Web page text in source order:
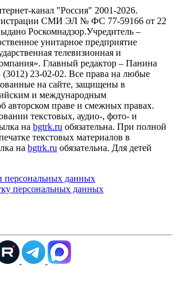
канал "Россия" 2001-2026.
СМИ ЭЛ № ФС 77-59166 от 22
Роскомнадзор.Учредитель –
унитарное предприятие
телевизионная и
Главный редактор – Панина
(3012) 23-02-02. Все права на любые
на сайте, защищены в
и международным
авторском праве и смежных правах.
текстовых, аудио-, фото- и
на bgtrk.ru обязательна. При полной
текстовых материалов в
на bgtrk.ru обязательна. Для детей
персональных данных
персональных данных